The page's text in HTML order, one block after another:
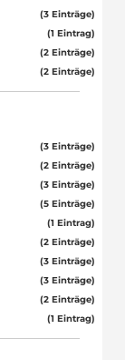
(3 Einträge)
(1 Eintrag)
(2 Einträge)
(2 Einträge)
(3 Einträge)
(2 Einträge)
(3 Einträge)
(5 Einträge)
(1 Eintrag)
(2 Einträge)
(3 Einträge)
(3 Einträge)
(2 Einträge)
(1 Eintrag)